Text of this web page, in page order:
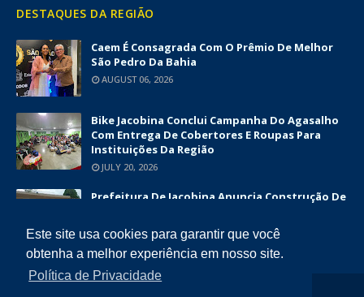
Este site usa cookies para garantir que você
obtenha a melhor experiência em nosso site.
Política de Privacidade
DESTAQUES DA REGIÃO
Caem É Consagrada Com O Prêmio De Melhor
São Pedro Da Bahia
AUGUST 06, 2026
Bike Jacobina Conclui Campanha Do Agasalho
Com Entrega De Cobertores E Roupas Para
Instituições Da Região
JULY 20, 2026
Prefeitura De Jacobina Anuncia Construção De
JUNE 12, 2026